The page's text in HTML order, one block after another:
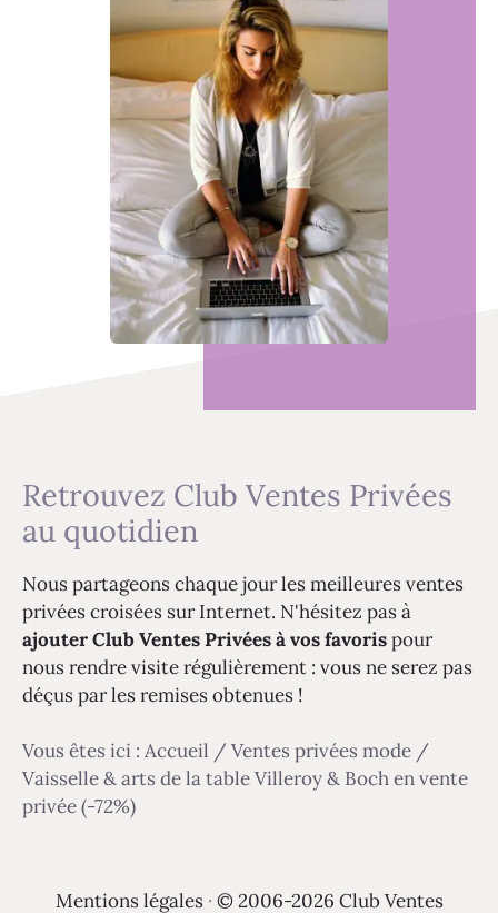
Retrouvez Club Ventes Privées
au quotidien
Nous partageons chaque jour les meilleures ventes
privées croisées sur Internet. N'hésitez pas à
ajouter Club Ventes Privées à vos favorispour
nous rendre visite régulièrement : vous ne serez pas
déçus par les remises obtenues !
Vous êtes ici : Accueil / Ventes privées mode /
Vaisselle & arts de la table Villeroy & Boch en vente
privée (-72%)
Mentions légales · © 2006-2026 Club Ventes